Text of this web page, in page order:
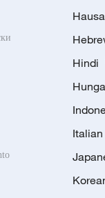
Hausa
Hindi
Italian